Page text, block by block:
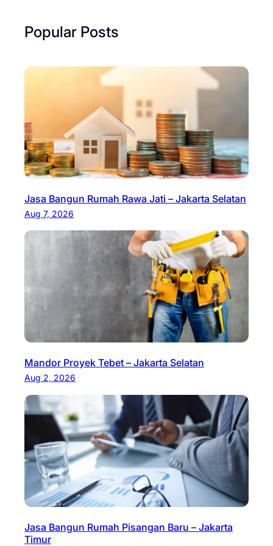
Popular Posts
Jasa Bangun Rumah Rawa Jati – Jakarta Selatan
Aug 7, 2026
Mandor Proyek Tebet – Jakarta Selatan
Aug 2, 2026
Jasa Bangun Rumah Pisangan Baru – Jakarta
Timur